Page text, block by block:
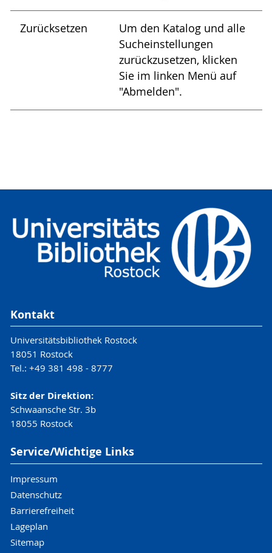
Zurücksetzen
Um den Katalog und alle
Sucheinstellungen
zurückzusetzen, klicken
Sie im linken Menü auf
"Abmelden".
Kontakt
Universitätsbibliothek Rostock
18051 Rostock
Tel.: +49 381 498 - 8777
Sitz der Direktion:
Schwaansche Str. 3b
18055 Rostock
Service/Wichtige Links
Impressum
Datenschutz
Barrierefreiheit
Lageplan
Sitemap